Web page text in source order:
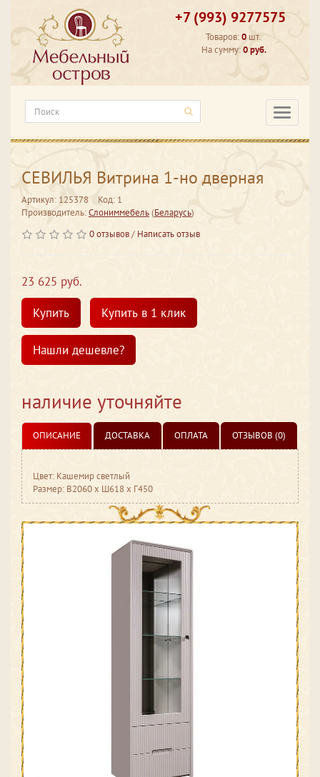
+7 (993) 9277575
Товаров:0 шт.
На сумму:0 руб.
СЕВИЛЬЯ Витрина 1-но дверная
Артикул: 125378
Код: 1
Производитель:Слониммебель(Беларусь)
0 отзывов/ Написать отзыв
23 625 руб.
Купить
Купить в 1 клик
Нашли дешевле?
наличие уточняйте
ОПИСАНИЕ ДОСТАВКА ОПЛАТА ОТЗЫВОВ (0)
Цвет: Кашемир светлый
Размер: В2060 х Ш618 х Г450